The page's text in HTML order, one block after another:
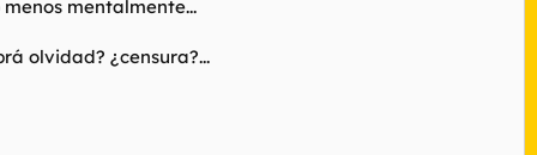
mentalmente...
olvidad? ¿censura?...